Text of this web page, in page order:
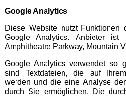
Hamburg Ausflugstipps
Miniatur Wunderland
Mecklenburg-Vorpommern
Ausflugstipps
Google Analytics
Diese Website nutzt Funktionen
Google Analytics. Anbieter
Amphitheatre Parkway, Mountain
Google Analytics verwendet so
sind Textdateien, die auf
werden und die eine Analyse
durch Sie ermöglichen. Die